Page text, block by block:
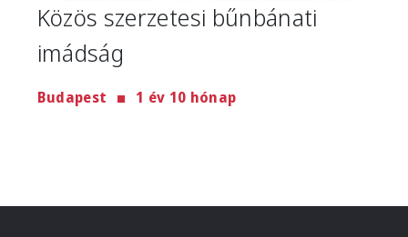
Közös szerzetesi bűnbánati
imádság
Budapest 1 év 10 hónap